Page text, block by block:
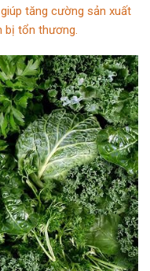
tăng cường sản xuất
bị tổn thương.